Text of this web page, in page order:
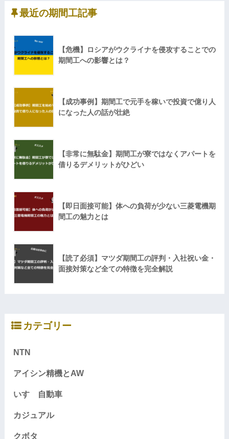
最近の期間工記事
【危機】ロシアがウクライナを侵攻することでの
期間工への影響とは？
【成功事例】期間工で元手を稼いで投資で億り人
になった人の話が壮絶
【非常に無駄金】期間工が寮ではなくアパートを
借りるデメリットがひどい
【即日面接可能】体への負荷が少ない三菱電機期
間工の魅力とは
【読了必須】マツダ期間工の評判・入社祝い金・
面接対策など全ての特徴を完全解説
カテゴリー
NTN
アイシン精機とAW
いすゞ自動車
カジュアル
クボタ